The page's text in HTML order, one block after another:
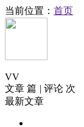
当前位置： 首页
VV
文章 篇 | 评论 次
最新文章